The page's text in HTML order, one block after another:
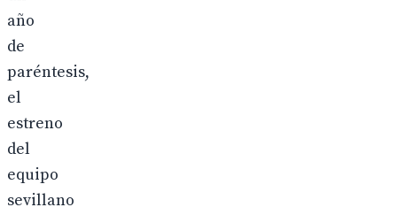
año
de
paréntesis,
el
estreno
del
equipo
sevillano